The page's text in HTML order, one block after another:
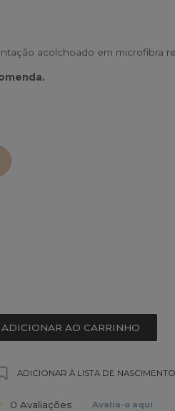
acolchoado em microfibra
ADICIONAR AO CARRINHO
ADICIONAR À LISTA DE NASCIMENTO
0 Avaliações Avalia-o aqui